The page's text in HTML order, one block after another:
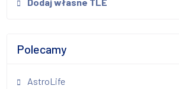
Polecamy
AstroLife